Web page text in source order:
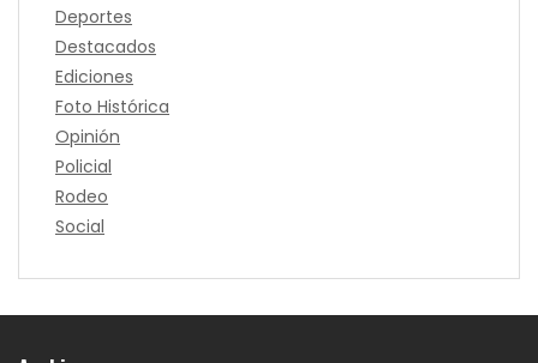
Deportes
Destacados
Ediciones
Foto Histórica
Opinión
Policial
Rodeo
Social